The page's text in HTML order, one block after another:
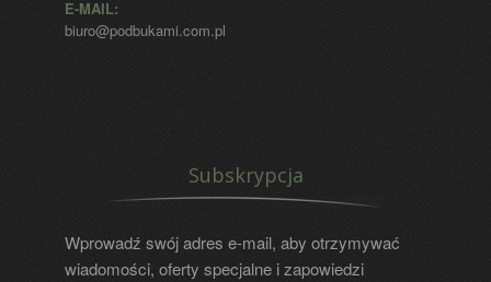
E-MAIL:
biuro@podbukami.com.pl
Subskrypcja
Wprowadź swój adres e-mail, aby otrzymywać
wiadomości, oferty specjalne i zapowiedzi